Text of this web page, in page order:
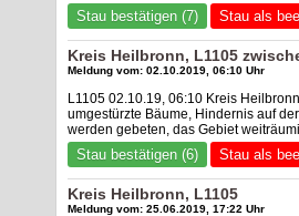
Stau bestätigen (7) Stau als
Kreis Heilbronn, L1105
Meldung vom: 02.10.2019, 06:10 Uhr
L1105 02.10.19, 06:10 Kreis
umgestürzte Bäume, Hindernis auf
werden gebeten, das Gebiet
Stau bestätigen (6) Stau als
Kreis Heilbronn, L1105
Meldung vom: 25.06.2019, 17:22 Uhr